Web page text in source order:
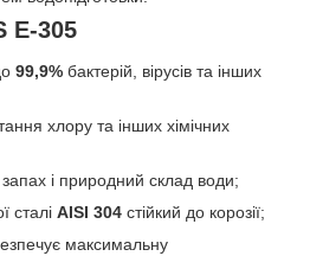
E-305
99,9% бактерій, вірусів та інших
хлору та інших хімічних
і природний склад води;
сталі AISI 304 стійкий до корозії;
максимальну